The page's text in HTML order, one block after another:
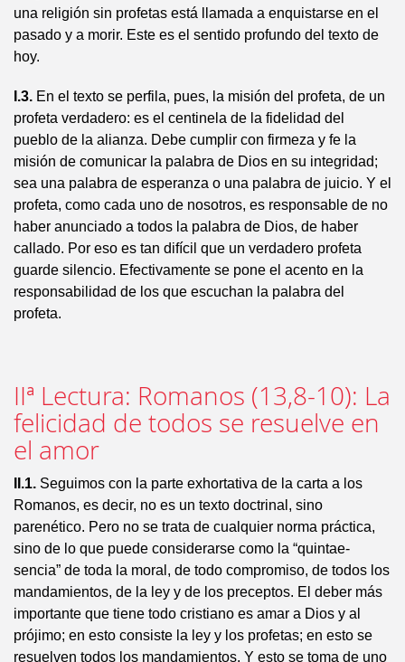
una religión sin profetas está llamada a enquistarse en el
pasado y a morir. Este es el sentido profundo del texto de
hoy.
I.3. En el texto se perfila, pues, la misión del profeta, de un
profeta verdadero: es el centinela de la fidelidad del
pueblo de la alianza. Debe cumplir con firmeza y fe la
misión de comunicar la palabra de Dios en su integridad;
sea una palabra de esperanza o una palabra de juicio. Y el
profeta, como cada uno de nosotros, es responsable de no
haber anunciado a todos la palabra de Dios, de haber
callado. Por eso es tan difícil que un verdadero profeta
guarde silencio. Efectivamente se pone el acento en la
respon­sabilidad de los que escuchan la palabra del
profeta.
IIª Lectura: Romanos (13,8-10): La
felicidad de todos se resuelve en
el amor
II.1. Seguimos con la parte exhortativa de la carta a los
Romanos, es decir, no es un texto doctrinal, sino
parenético. Pero no se trata de cualquier norma práctica,
sino de lo que puede considerarse como la “quintae­
sencia” de toda la moral, de todo compromiso, de todos los
mandamientos, de la ley y de los preceptos. El deber más
importante que tiene todo cristiano es amar a Dios y al
prójimo; en esto consiste la ley y los profetas; en esto se
resuelven todos los mandamientos. Y esto se toma de uno